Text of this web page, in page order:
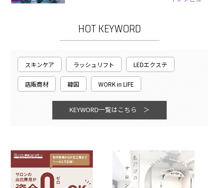
HOT KEYWORD
スキンケア ラッシュリフト LEDエクステ
店販商材 韓国 WORK in LIFE
KEYWORD一覧はこちら